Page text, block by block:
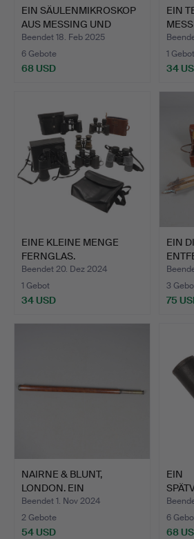
EIN SÄULENMIKROSKOP
AUS MESSING UND
JAPAN …
Beendet 18. Feb 2025
6 Gebote
68 USD
EIN
1 Gebot
34
EINE KLEINE MENGE
FERNGLAS.
Beendet 20. Dez 2024
1 Gebot
34 USD
EIN
3
75
NAIRNE & BLUNT,
LONDON. EIN
GEORGISCHES EI…
Beendet 1. Nov 2024
2 Gebote
54 USD
EIN
6
68